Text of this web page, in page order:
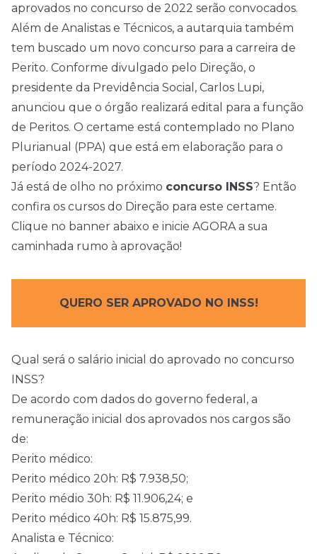
aprovados no concurso de 2022 serão convocados.
Além de Analistas e Técnicos, a autarquia também
tem buscado um novo concurso para a carreira de
Perito. Conforme divulgado pelo Direção, o
presidente da Previdência Social, Carlos Lupi,
anunciou que o órgão realizará edital para a função
de Peritos. O certame está contemplado no Plano
Plurianual (PPA) que está em elaboração para o
período 2024-2027.
Já está de olho no próximo concurso INSS? Então
confira os cursos do Direção para este certame.
Clique no banner abaixo e inicie AGORA a sua
caminhada rumo à aprovação!
QUERO SER APROVADO NO INSS!
Qual será o salário inicial do aprovado no concurso
INSS?
De acordo com dados do governo federal, a
remuneração inicial dos aprovados nos cargos são
de:
Perito médico:
Perito médico 20h: R$ 7.938,50;
Perito médio 30h: R$ 11.906,24; e
Perito médico 40h: R$ 15.875,99.
Analista e Técnico: